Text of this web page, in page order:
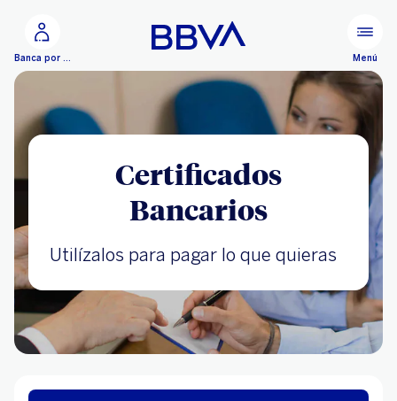
Banca por Internet Menú
Certificados
Bancarios
Utilízalos para pagar lo que quieras